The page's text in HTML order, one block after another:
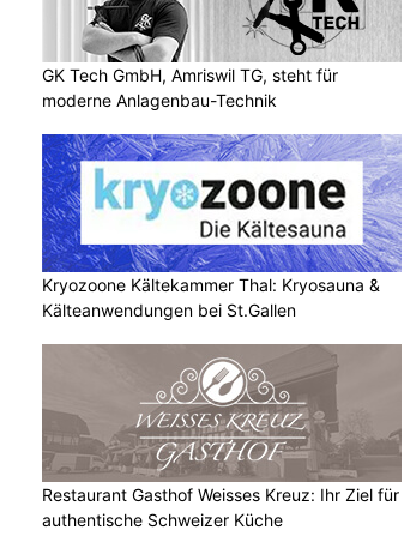
GK Tech GmbH, Amriswil TG, steht für
moderne Anlagenbau-Technik
Kryozoone Kältekammer Thal: Kryosauna &
Kälteanwendungen bei St.Gallen
Restaurant Gasthof Weisses Kreuz: Ihr Ziel für
authentische Schweizer Küche